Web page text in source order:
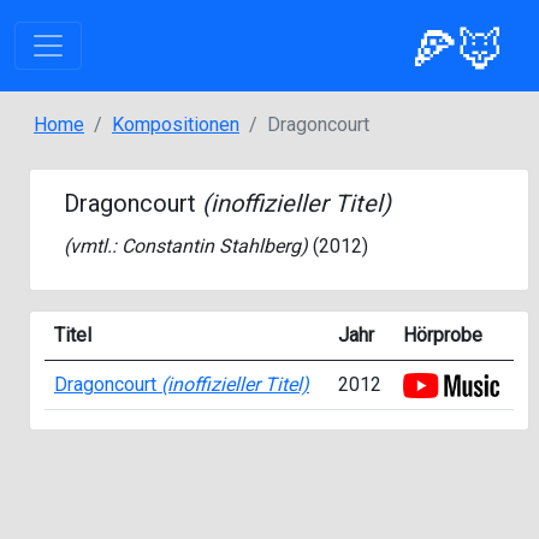
🍕🦊
Home Kompositionen Dragoncourt
Dragoncourt (inoffizieller Titel)
(vmtl.: Constantin Stahlberg) (2012)
Titel Jahr Hörprobe
Dragoncourt (inoffizieller Titel) 2012